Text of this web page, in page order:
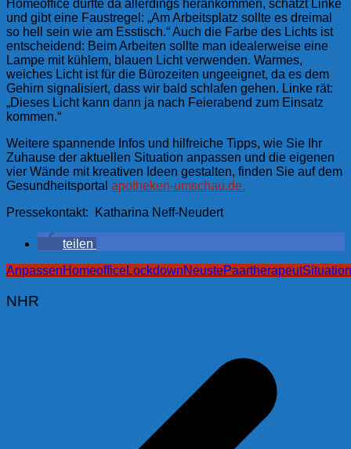
Homeoffice dürfte da allerdings herankommen, schätzt Linke
und gibt eine Faustregel: „Am Arbeitsplatz sollte es dreimal
so hell sein wie am Esstisch.“Auch die Farbe des Lichts ist
entscheidend: Beim Arbeiten sollte man idealerweise eine
Lampe mit kühlem, blauen Licht verwenden. Warmes,
weiches Licht ist für die Bürozeiten ungeeignet, da es dem
Gehirn signalisiert, dass wir bald schlafen gehen. Linke rät:
„Dieses Licht kann dann ja nach Feierabend zum Einsatz
kommen.“
Weitere spannende Infos und hilfreiche Tipps, wie Sie Ihr
Zuhause der aktuellen Situation anpassen und die eigenen
vier Wände mit kreativen Ideen gestalten, finden Sie auf dem
Gesundheitsportal apotheken-umschau.de.
Pressekontakt: Katharina Neff-Neudert
teilen
AnpassenHomeofficeLockdownNeustePaartherapeutSituation
NHR